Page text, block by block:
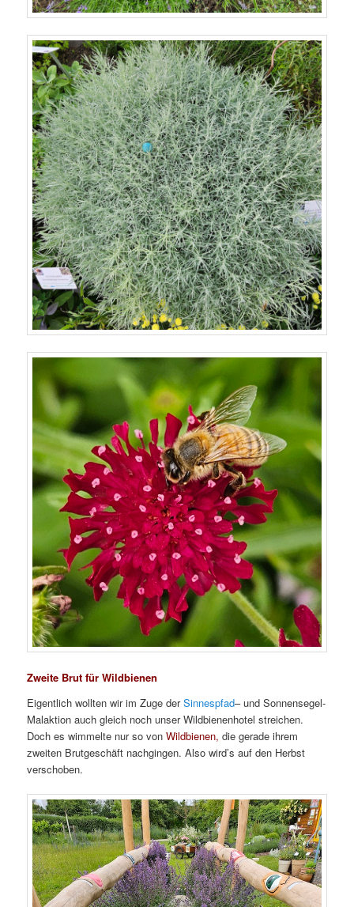
Zweite Brut für Wildbienen
Eigentlich wollten wir im Zuge derSinnespfad– und Sonnensegel-
Malaktion auch gleich noch unser Wildbienenhotel streichen.
Doch es wimmelte nur so vonWildbienen, die gerade ihrem
zweiten Brutgeschäft nachgingen. Also wird’s auf den Herbst
verschoben.